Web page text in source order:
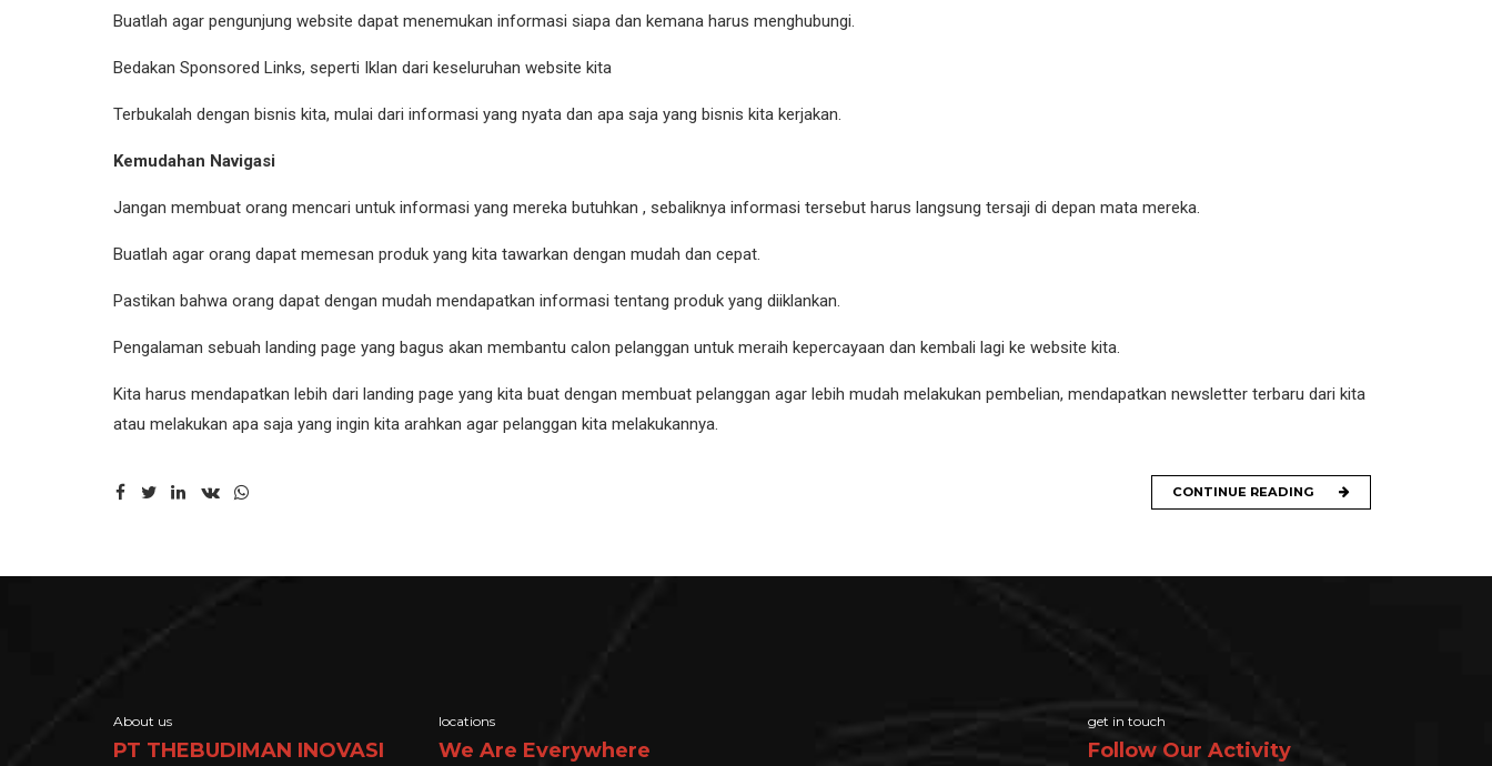
Buatlah agar pengunjung website dapat menemukan informasi siapa dan kemana harus menghubungi.
Bedakan Sponsored Links, seperti Iklan dari keseluruhan website kita
Terbukalah dengan bisnis kita, mulai dari informasi yang nyata dan apa saja yang bisnis kita kerjakan.
Kemudahan Navigasi
Jangan membuat orang mencari untuk informasi yang mereka butuhkan , sebaliknya informasi tersebut harus langsung tersaji di depan mata mereka.
Buatlah agar orang dapat memesan produk yang kita tawarkan dengan mudah dan cepat.
Pastikan bahwa orang dapat dengan mudah mendapatkan informasi tentang produk yang diiklankan.
Pengalaman sebuah landing page yang bagus akan membantu calon pelanggan untuk meraih kepercayaan dan kembali lagi ke website kita.
Kita harus mendapatkan lebih dari landing page yang kita buat dengan membuat pelanggan agar lebih mudah melakukan pembelian, mendapatkan newsletter terbaru dari kita
atau melakukan apa saja yang ingin kita arahkan agar pelanggan kita melakukannya.
CONTINUE READING
About us
PT THEBUDIMAN INOVASI
locations
We Are Everywhere
get in touch
Follow Our Activity